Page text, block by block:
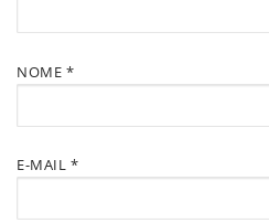
NOME *
E-MAIL *